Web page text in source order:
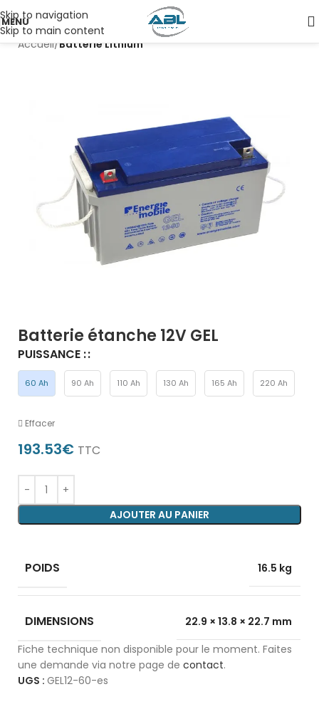
Skip to navigation
Skip to main content
MENU
Accueil Batterie Lithium
Batterie étanche 12V GEL
PUISSANCE :
60 Ah 90 Ah 110 Ah 130 Ah 165 Ah 220 Ah
Effacer
193.53€ TTC
AJOUTER AU PANIER
POIDS 16.5 kg
DIMENSIONS
22.9 × 13.8 × 22.7 mm
Fiche technique non disponible pour le moment. Faites
une demande via notre page de contact.
UGS : GEL12-60-es